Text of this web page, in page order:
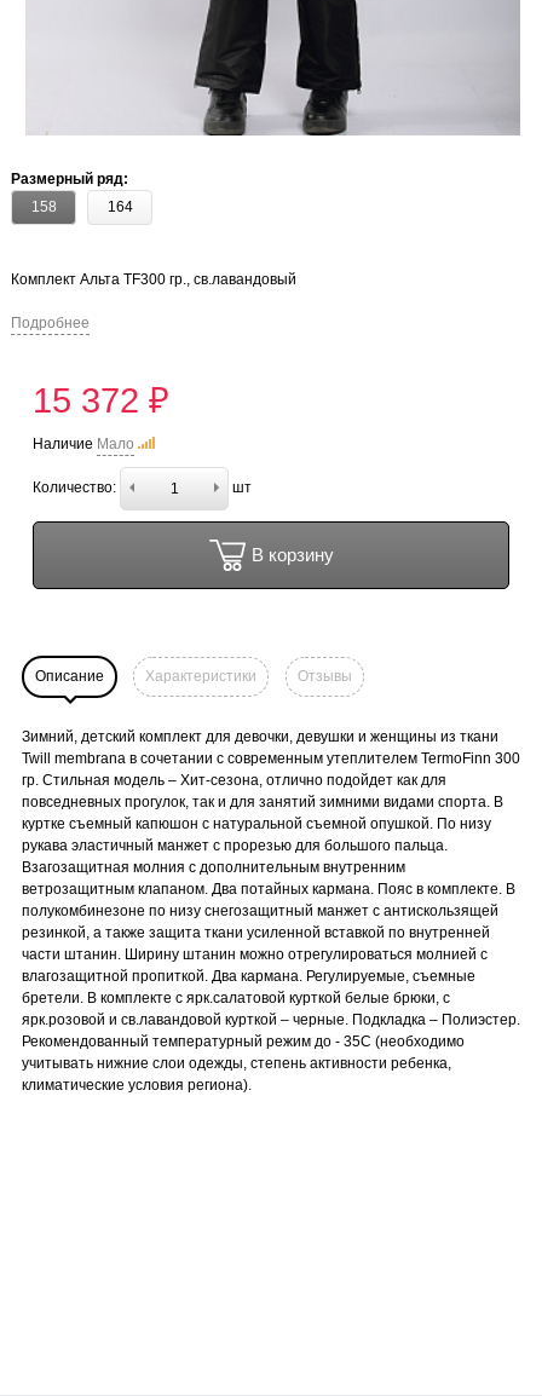
Размерный ряд:
158
164
Комплект Альта TF300 гр., св.лавандовый
Подробнее
15 372 ₽
Наличие Мало
Количество: шт
В корзину
Описание Характеристики Отзывы
Зимний, детский комплект для девочки, девушки и женщины из ткани
Twill membrana в сочетании с современным утеплителем TermoFinn 300
гр. Стильная модель – Хит-сезона, отлично подойдет как для
повседневных прогулок, так и для занятий зимними видами спорта. В
куртке съемный капюшон с натуральной съемной опушкой. По низу
рукава эластичный манжет с прорезью для большого пальца.
Взагозащитная молния с дополнительным внутренним
ветрозащитным клапаном. Два потайных кармана. Пояс в комплекте. В
полукомбинезоне по низу снегозащитный манжет с антискользящей
резинкой, а также защита ткани усиленной вставкой по внутренней
части штанин. Ширину штанин можно отрегулироваться молнией с
влагозащитной пропиткой. Два кармана. Регулируемые, съемные
бретели. В комплекте с ярк.салатовой курткой белые брюки, с
ярк.розовой и св.лавандовой курткой – черные. Подкладка – Полиэстер.
Рекомендованный температурный режим до - 35С (необходимо
учитывать нижние слои одежды, степень активности ребенка,
климатические условия региона).